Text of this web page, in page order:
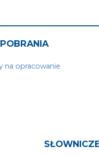
na opracowanie